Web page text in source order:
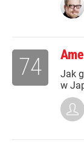
Jak
w
74